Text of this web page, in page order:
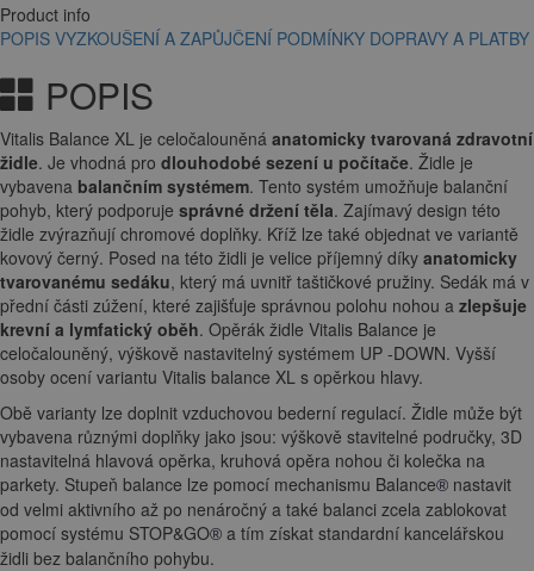
Product info
POPIS VYZKOUŠENÍ A ZAPŮJČENÍ PODMÍNKY DOPRAVY A PLATBY
POPIS
Vitalis Balance XL je celočalouněná anatomicky tvarovaná zdravotní
židle. Je vhodná pro dlouhodobé sezení u počítače. Židle je
vybavena balančním systémem. Tento systém umožňuje balanční
pohyb, který podporuje správné držení těla. Zajímavý design této
židle zvýrazňují chromové doplňky. Kříž lze také objednat ve variantě
kovový černý. Posed na této židli je velice příjemný díky anatomicky
tvarovanému sedáku, který má uvnitř taštičkové pružiny. Sedák má v
přední části zúžení, které zajišťuje správnou polohu nohou a zlepšuje
krevní a lymfatický oběh. Opěrák židle Vitalis Balance je
celočalouněný, výškově nastavitelný systémem UP -DOWN. Vyšší
osoby ocení variantu Vitalis balance XL s opěrkou hlavy.
Obě varianty lze doplnit vzduchovou bederní regulací. Židle může být
vybavena různými doplňky jako jsou: výškově stavitelné područky, 3D
nastavitelná hlavová opěrka, kruhová opěra nohou či kolečka na
parkety. Stupeň balance lze pomocí mechanismu Balance® nastavit
od velmi aktivního až po nenáročný a také balanci zcela zablokovat
pomocí systému STOP&GO® a tím získat standardní kancelářskou
židli bez balančního pohybu.